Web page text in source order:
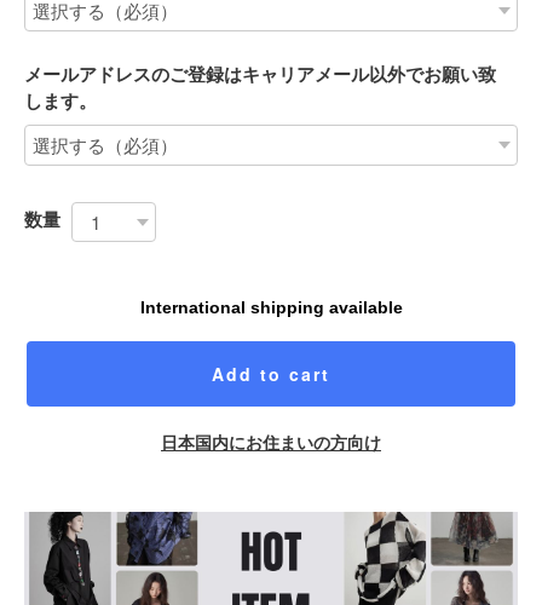
メールアドレスのご登録はキャリアメール以外でお願い致
します。
数量
International shipping available
Add to cart
日本国内にお住まいの方向け